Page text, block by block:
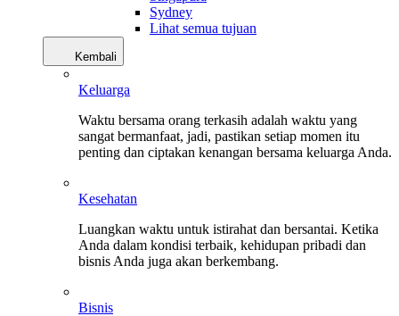
Sydney
Lihat semua tujuan
Kembali
Keluarga
Waktu bersama orang terkasih adalah waktu yang
sangat bermanfaat, jadi, pastikan setiap momen itu
penting dan ciptakan kenangan bersama keluarga Anda.
Kesehatan
Luangkan waktu untuk istirahat dan bersantai. Ketika
Anda dalam kondisi terbaik, kehidupan pribadi dan
bisnis Anda juga akan berkembang.
Bisnis